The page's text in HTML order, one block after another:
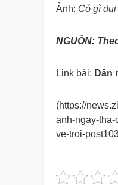
Ảnh: Có gì
NGUỒN:
Link bài: Dân
(https://
anh-ngay-tha-
ve-troi-